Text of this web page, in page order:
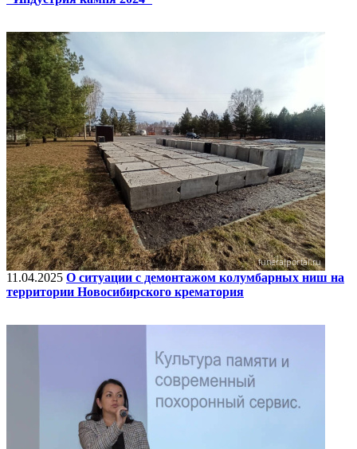
11.04.2025 О ситуации с демонтажом колумбарных ниш на
территории Новосибирского крематория